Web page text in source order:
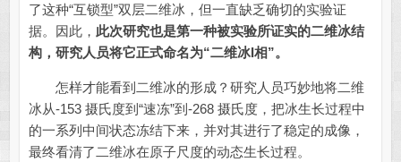
了这种“互锁型”双层二维冰，但一直缺乏确切的实验证
据。因此， 此次研究也是第一种被实验所证实的二维冰结
构，研究人员将它正式命名为“二维冰I相”。
怎样才能看到二维冰的形成？研究人员巧妙地将二维
冰从-153 摄氏度到“速冻”到-268 摄氏度，把冰生长过程中
的一系列中间状态冻结下来，并对其进行了稳定的成像，
最终看清了二维冰在原子尺度的动态生长过程。